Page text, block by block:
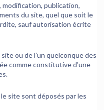
publication,
du site, quel que soit le
sauf autorisation écrite
ou de l’un quelconque des
comme constitutive d’une
site sont déposés par les